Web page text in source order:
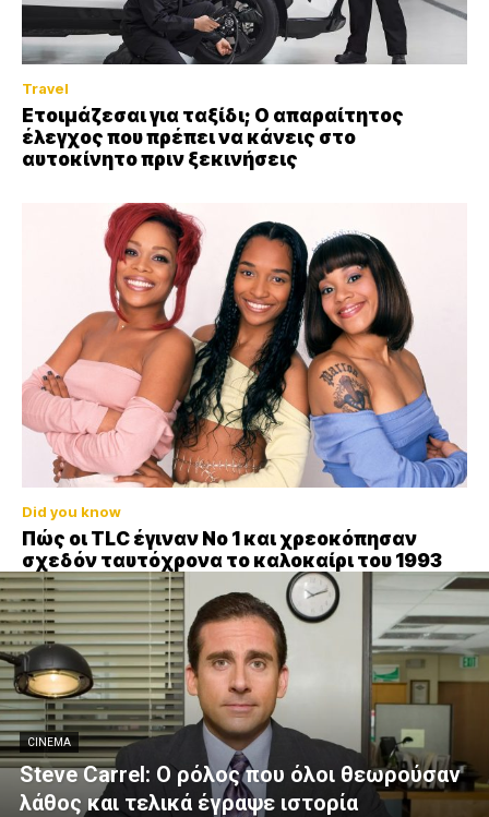
Travel
Ετοιμάζεσαι για ταξίδι; Ο απαραίτητος
έλεγχος που πρέπει να κάνεις στο
αυτοκίνητο πριν ξεκινήσεις
Did you know
Πώς οι TLC έγιναν Νο 1 και χρεοκόπησαν
σχεδόν ταυτόχρονα το καλοκαίρι του 1993
CINEMA
Steve Carrel: Ο ρόλος που όλοι θεωρούσαν
λάθος και τελικά έγραψε ιστορία